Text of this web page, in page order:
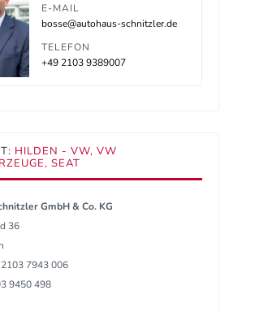
E-MAIL
bosse@autohaus-schnitzler.de
TELEFON
+49 2103 9389007
HILDEN - VW, VW
SEAT
GmbH & Co. KG
36
7943 006
9450 498